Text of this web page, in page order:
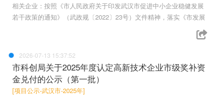
相关企业：按照《市人民政府关于印发武汉市促进中小企业稳健发展
若干政策的通知》（武政规〔2022〕23号）文件精神，落实《市发展
2026-07-13 15:37:52
市科创局关于2025年度认定高新技术企业市级奖补资
金兑付的公示（第一批）
[项目公示-武汉市-2025年]